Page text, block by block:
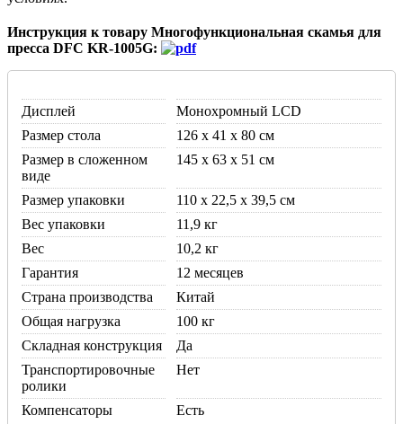
Инструкция к товару Многофункциональная скамья для
пресса DFC KR-1005G:
Дисплей
Монохромный LCD
Размер стола
126 х 41 х 80 см
Размер в сложенном
виде
145 х 63 х 51 см
Размер упаковки
110 х 22,5 х 39,5 см
Вес упаковки
11,9 кг
Вес
10,2 кг
Гарантия
12 месяцев
Страна производства
Китай
Общая нагрузка
100 кг
Складная конструкция
Да
Транспортировочные
ролики
Нет
Компенсаторы
Есть